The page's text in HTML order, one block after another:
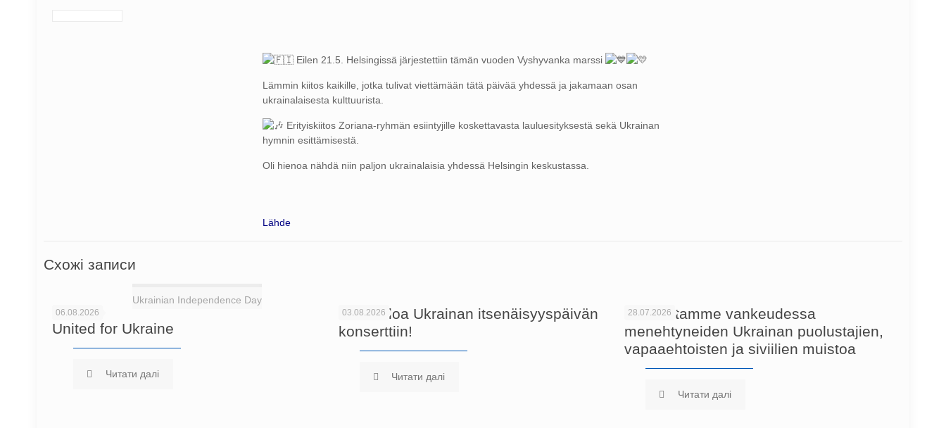
Eilen 21.5. Helsingissä järjestettiin tämän vuoden Vyshyvanka marssi
Lämmin kiitos kaikille, jotka tulivat viettämään tätä päivää yhdessä ja jakamaan osan
ukrainalaisesta kulttuurista.
Erityiskiitos Zoriana-ryhmän esiintyjille koskettavasta lauluesityksestä sekä Ukrainan
hymnin esittämisestä.
Oli hienoa nähdä niin paljon ukrainalaisia yhdessä Helsingin keskustassa.
Lähde
Схожі записи
Ukrainian Independence Day
06.08.2026
United for Ukraine
Читати далі
03.08.2026
Tervetuloa Ukrainan itsenäisyyspäivän
konserttiin!
Читати далі
28.07.2026
Kunnioitamme vankeudessa
menehtyneiden Ukrainan puolustajien,
vapaaehtoisten ja siviilien muistoa
Читати далі